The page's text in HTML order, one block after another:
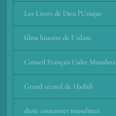
Les Livres de Dieu l’Unique
films histoire de l' islam
Conseil Français Culte Musulma
Grand recueil de Hadith
droit coutumier musulman